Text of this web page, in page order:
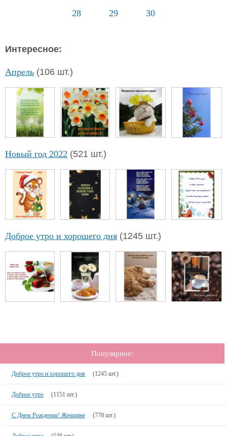
28 29 30
Интересное:
Апрель (106 шт.)
Новый год 2022 (521 шт.)
Доброе утро и хорошего дня (1245 шт.)
Популярное:
Доброе утро и хорошего дня (1245 шт.)
Доброе утро (1151 шт.)
С Днем Рождения! Женщине (770 шт.)